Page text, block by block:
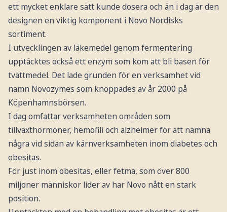
ett mycket enklare sätt kunde dosera och än i dag är den
designen en viktig komponent i Novo Nordisks
sortiment.
I utvecklingen av läkemedel genom fermentering
upptäcktes också ett enzym som kom att bli basen för
tvättmedel. Det lade grunden för en verksamhet vid
namn Novozymes som knoppades av år 2000 på
Köpenhamnsbörsen.
I dag omfattar verksamheten områden som
tillväxthormoner, hemofili och alzheimer för att nämna
några vid sidan av kärnverksamheten inom diabetes och
obesitas.
För just inom obesitas, eller fetma, som över 800
miljoner människor lider av har Novo nått en stark
position.